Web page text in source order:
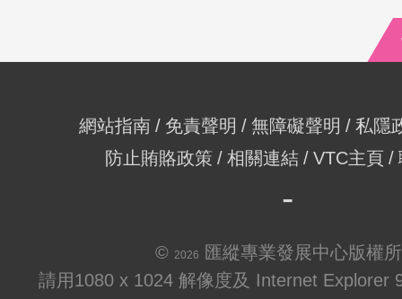
網站指南 免責聲明 無障礙聲明
私隱
防止賄賂政策
相關連結 VTC主頁
© 2026
匯縱專業發展中心版權
請用1080 x 1024 解像度及 Internet Explorer